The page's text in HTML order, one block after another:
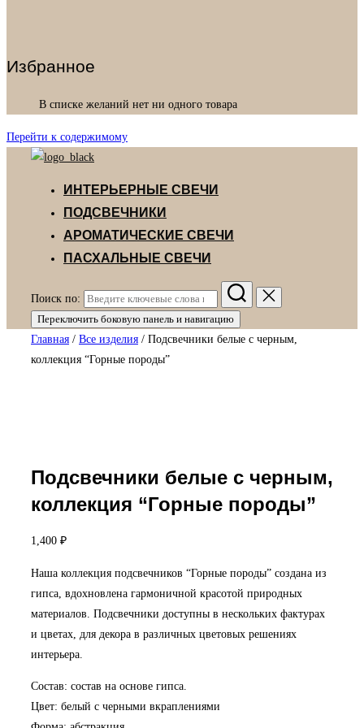
Избранное
В списке желаний нет ни одного товара
Перейти к содержимому
ИНТЕРЬЕРНЫЕ СВЕЧИ
ПОДСВЕЧНИКИ
АРОМАТИЧЕСКИЕ СВЕЧИ
ПАСХАЛЬНЫЕ СВЕЧИ
Поиск по:
Переключить боковую панель и навигацию
Главная / Все изделия / Подсвечники белые с черным,
коллекция “Горные породы”
Подсвечники белые с черным,
коллекция “Горные породы”
1,400 ₽
Наша коллекция подсвечников “Горные породы” создана из
гипса, вдохновлена гармоничной красотой природных
материалов. Подсвечники доступны в нескольких фактурах
и цветах, для декора в различных цветовых решениях
интерьера.
Состав: состав на основе гипса.
Цвет: белый с черными вкраплениями